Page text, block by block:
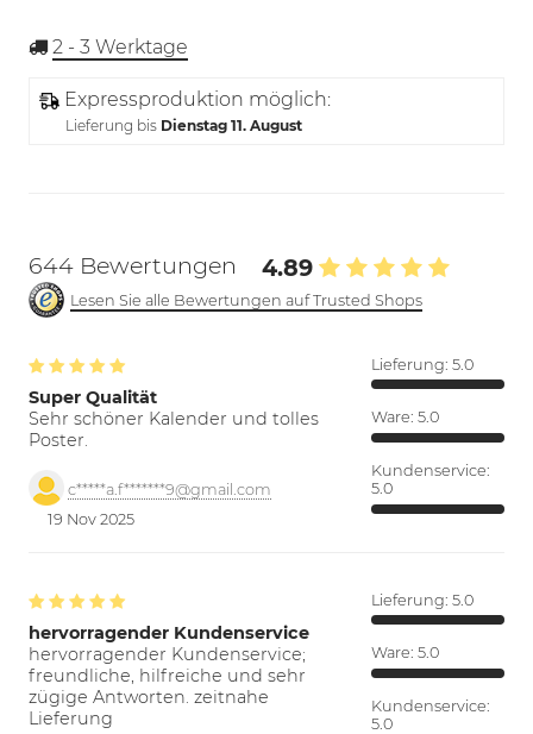
2 - 3 Werktage
Expressproduktion möglich:
Lieferung bis Dienstag 11. August
644 Bewertungen 4.89
Lesen Sie alle Bewertungen auf Trusted Shops
Super Qualität
Sehr schöner Kalender und tolles
Poster.
c*****a.f*******9@gmail.com
19 Nov 2025
Lieferung: 5.0
Ware: 5.0
Kundenservice:
5.0
hervorragender Kundenservice
hervorragender Kundenservice;
freundliche, hilfreiche und sehr
zügige Antworten. zeitnahe
Lieferung
Lieferung: 5.0
Ware: 5.0
Kundenservice:
5.0